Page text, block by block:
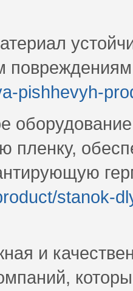
pishhevyh-
пленку,
stanok-
и